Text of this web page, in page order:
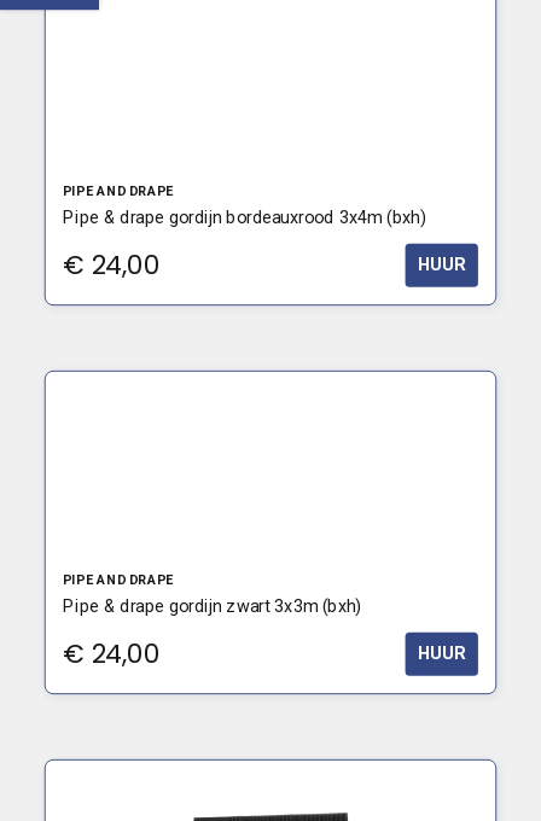
PIPE AND DRAPE
Pipe & drape gordijn bordeauxrood 3x4m (bxh)
€ 24,00 HUUR
PIPE AND DRAPE
Pipe & drape gordijn zwart 3x3m (bxh)
€ 24,00 HUUR